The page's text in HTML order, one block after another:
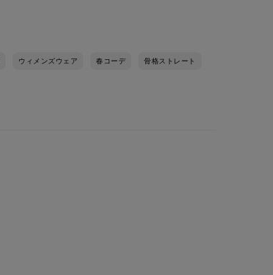
ウィメンズウェア 春コーデ 骨格ストレート